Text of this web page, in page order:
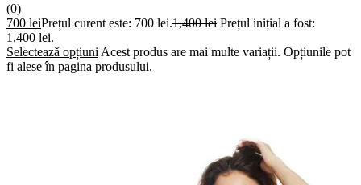
(0)
700 leiPrețul curent este: 700 lei.1,400lei Prețul inițial a fost:
1,400 lei.
Selectează opțiuni Acest produs are mai multe variații. Opțiunile pot
fi alese în pagina produsului.